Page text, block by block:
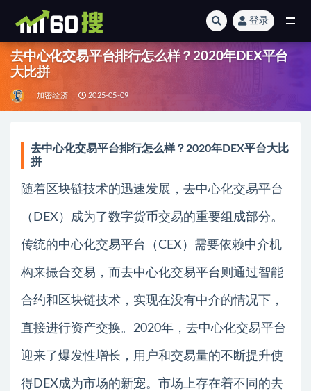
登录
去中心化交易平台排行怎么样？2020年DEX平台
大比拼
加密经济 2025-05-09
去中心化交易平台排行怎么样？2020年DEX平台大比
拼
随着区块链技术的迅速发展，去中心化交易平台
（DEX）成为了数字货币交易的重要组成部分。
传统的中心化交易平台（CEX）需要依赖中介机
构来撮合交易，而去中心化交易平台则通过智能
合约和区块链技术，实现在没有中介的情况下，
直接进行资产交换。2020年，去中心化交易平台
迎来了爆发性增长，用户和交易量的不断提升使
得DEX成为市场的新宠。市场上存在着不同的去